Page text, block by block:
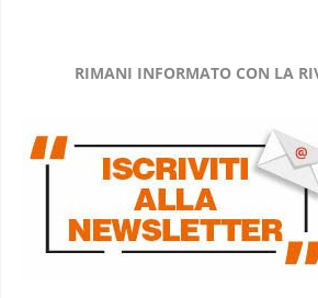
RIMANI INFORMATO CON LA